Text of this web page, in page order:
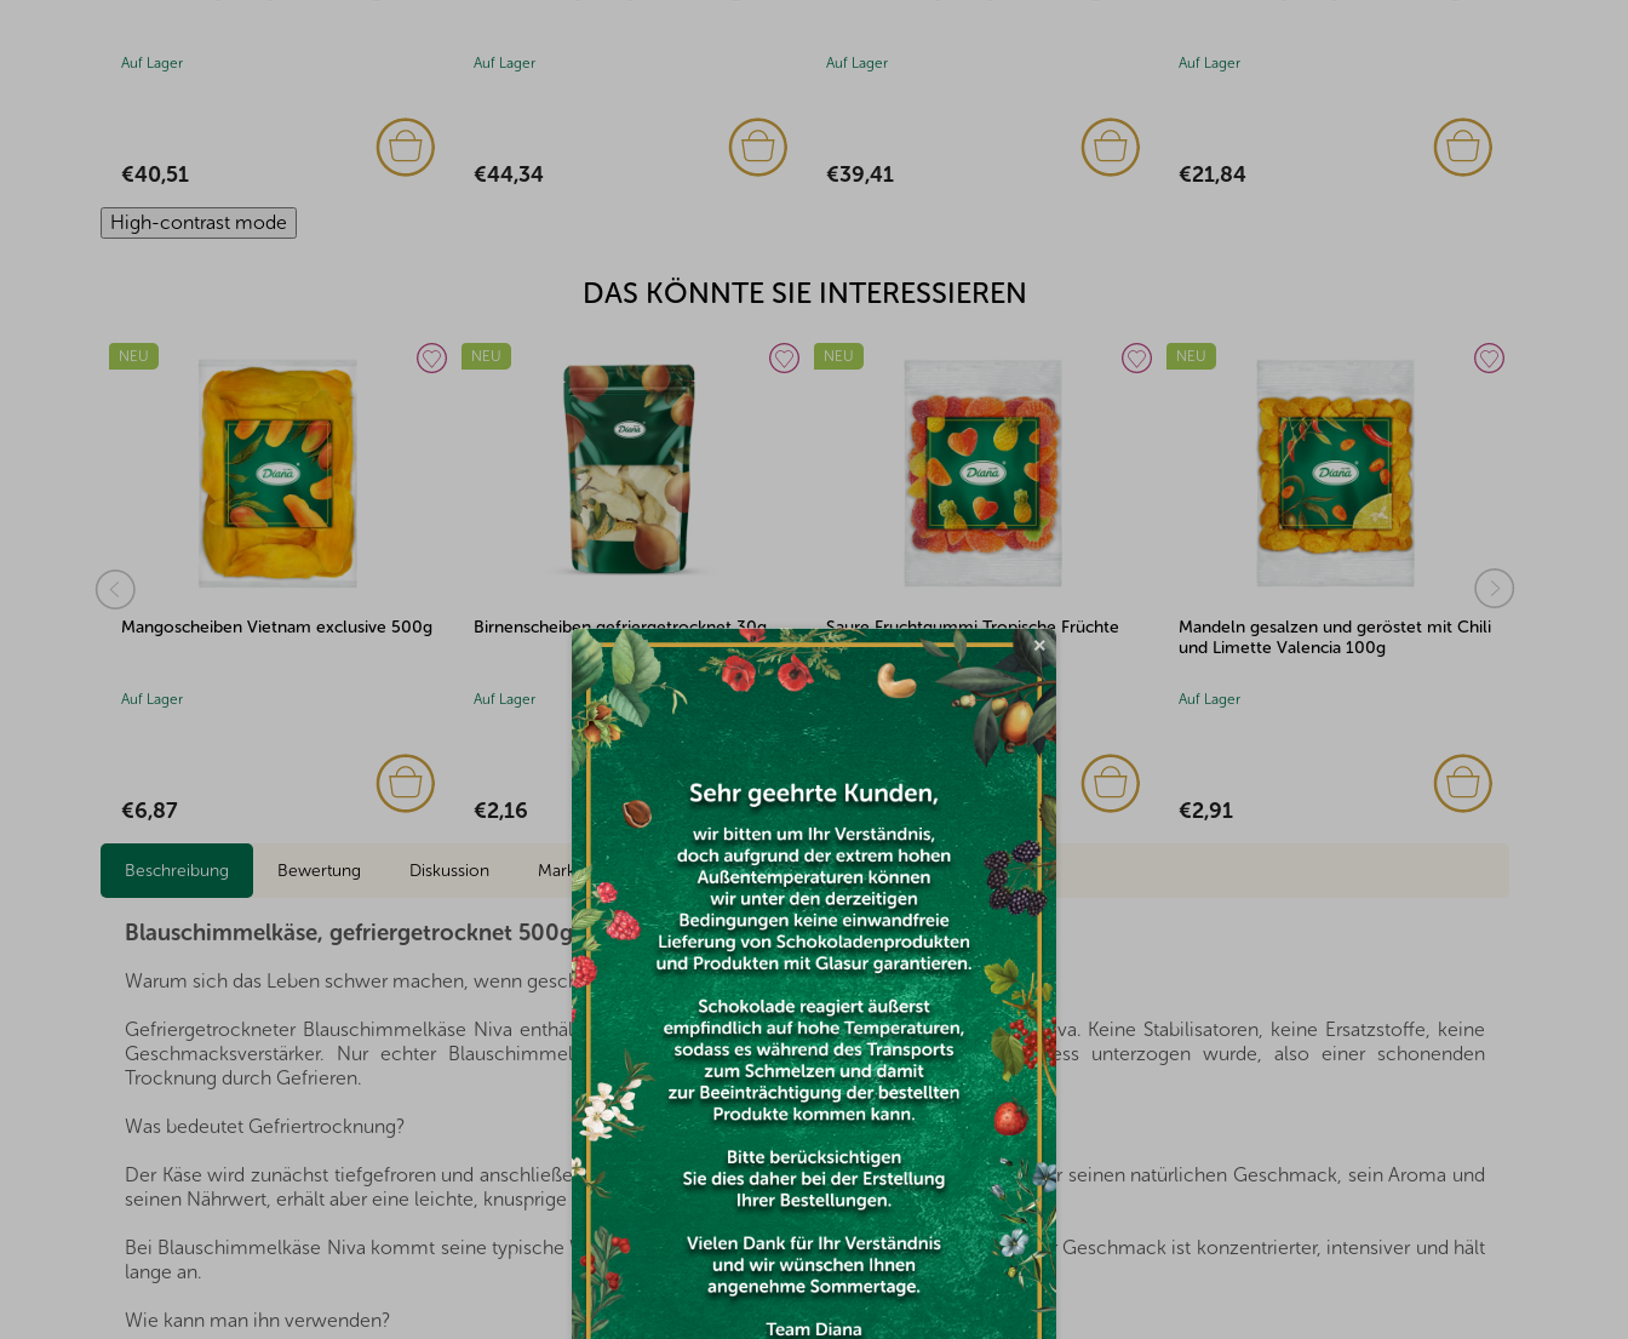
Auf Lager
€44,34
Auf Lager
€39,41
Auf Lager
€21,84
Auf Lager
€48,26
High-contrast mode
DAS KÖNNTE SIE INTERESSIEREN
NEU
Birnenscheiben gefriergetrocknet 30g
Auf Lager
€2,16
NEU
Saure Fruchtgummi Tropische Früchte
Auf Lager
€1,85
NEU
Mandeln gesalzen und geröstet mit Chili
und Limette Valencia 100g
Auf Lager
€2,91
TIPP
Frische Datteln Mazafati min. 500g
Auf Lager
€3,00
Beschreibung Bewertung Diskussion Marke
Blauschimmelkäse, gefriergetrocknet 500g
Warum sich das Leben schwer machen, wenn geschickt verarbeitete hochwertige Zutaten ausreichen?
Gefriergetrockneter Blauschimmelkäse Niva enthält nur eine Zutat – Käse vom Typ Blauschimmelkäse Niva. Keine Stabilisatoren, keine Ersatzstoffe, keine
Geschmacksverstärker. Nur echter Blauschimmelkäse, der einem schonenden Gefriertrocknungsprozess unterzogen wurde, also einer schonenden
Trocknung durch Gefrieren.
Was bedeutet Gefriertrocknung?
Der Käse wird zunächst tiefgefroren und anschließend unter niedrigem Druck entwässert. Dadurch behält er seinen natürlichen Geschmack, sein Aroma und
seinen Nährwert, erhält aber eine leichte, knusprige Textur.
Bei Blauschimmelkäse Niva kommt seine typische Würze und leichte Schärfe noch besser zur Geltung. Der Geschmack ist konzentrierter, intensiver und hält
lange an.
Wie kann man ihn verwenden?
×